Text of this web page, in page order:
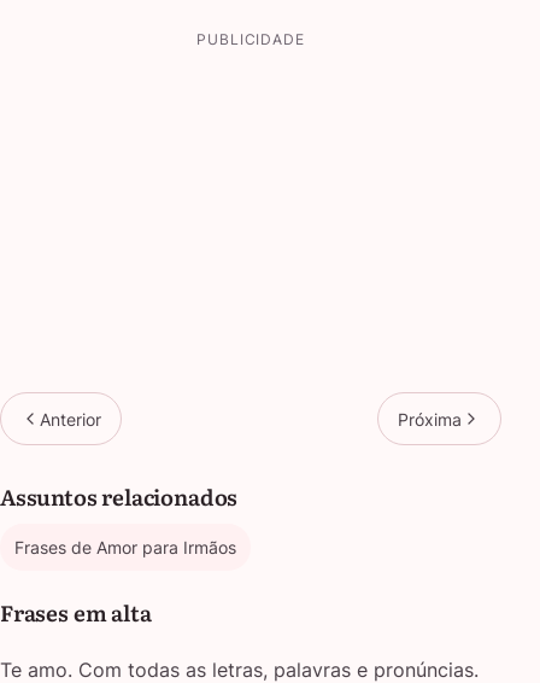
PUBLICIDADE
Anterior Próxima
Assuntos relacionados
Frases de Amor para Irmãos
Frases em alta
Te amo. Com todas as letras, palavras e pronúncias.